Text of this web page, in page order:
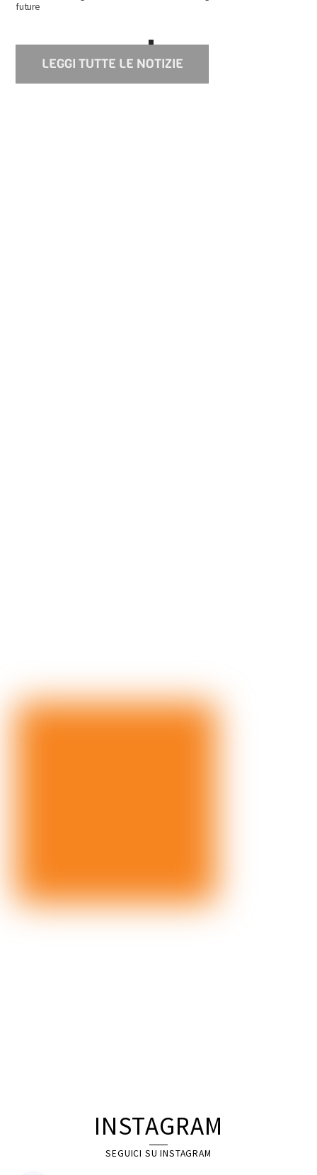
future
‹ 1 2 3 4›»
LEGGI TUTTE LE NOTIZIE
INSTAGRAM
SEGUICI SU INSTAGRAM